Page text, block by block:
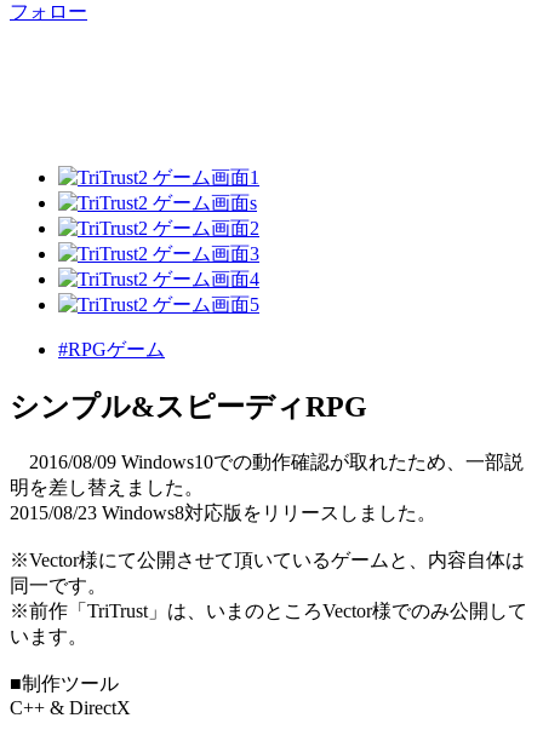
フォロー
#RPGゲーム
シンプル&スピーディRPG
2016/08/09 Windows10での動作確認が取れたため、一部説
明を差し替えました。
2015/08/23 Windows8対応版をリリースしました。
※Vector様にて公開させて頂いているゲームと、内容自体は
同一です。
※前作「TriTrust」は、いまのところVector様でのみ公開して
います。
■制作ツール
C++ & DirectX